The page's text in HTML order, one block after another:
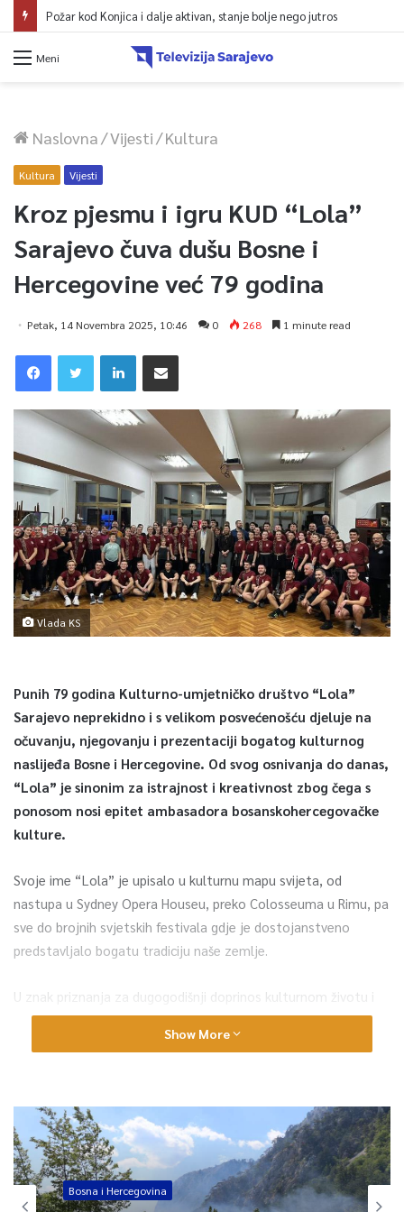
Požar kod Konjica i dalje aktivan, stanje bolje nego jutros
Meni
Naslovna/Vijesti/Kultura
Kultura Vijesti
Kroz pjesmu i igru KUD “Lola”
Sarajevo čuva dušu Bosne i
Hercegovine već 79 godina
Petak, 14 Novembra 2025, 10:46 0 268 1 minute read
Vlada KS
Punih 79 godina Kulturno-umjetničko društvo “Lola”
Sarajevo neprekidno i s velikom posvećenošću djeluje na
očuvanju, njegovanju i prezentaciji bogatog kulturnog
naslijeđa Bosne i Hercegovine. Od svog osnivanja do danas,
“Lola” je sinonim za istrajnost i kreativnost zbog čega s
ponosom nosi epitet ambasadora bosanskohercegovačke
kulture.
Svoje ime “Lola” je upisalo u kulturnu mapu svijeta, od
nastupa u Sydney Opera Houseu, preko Colosseuma u Rimu, pa
sve do brojnih svjetskih festivala gdje je dostojanstveno
predstavljalo bogatu tradiciju naše zemlje.
U znak priznanja za dugogodišnji doprinos kulturnom životu i
promociji Kantona Sarajevo, ministar kulture i sporta KS Kenan
Magoda posjetio je “Lolu”. Tom prilikom, predstavljeni su
“‘Lola’ je mnogo više od kulturno-umjetničkog društva, jer
njihova energija, mladalački duh i umjetnički izraz predstavljaju
najbolje što Bosna i Hercegovina ima da ponudi svijetu.
Posebno mi je zadovoljstvo što je upravo ovo društvo nosilac
Show More
Bosna i Hercegovina